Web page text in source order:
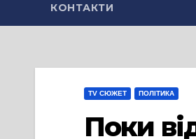
КОНТАКТИ
TV СЮЖЕТ ПОЛІТИКА
Поки